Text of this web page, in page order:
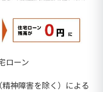
ローン
神障害を除く）による